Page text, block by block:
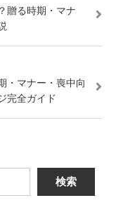
贈る時期・マナ
・マナー・喪中向
完全ガイド